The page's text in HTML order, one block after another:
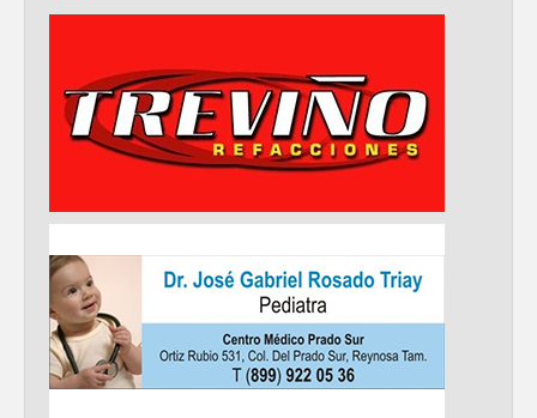
APOYA A GANADEROS DE NUEVO
LAREDO ANTE LA REAPERTURA DE LA
EXPORTACIÓN DE GANADO
Impulsa STPS ferias del empleo para
jóvenes en tres regiones de Tamaulipas